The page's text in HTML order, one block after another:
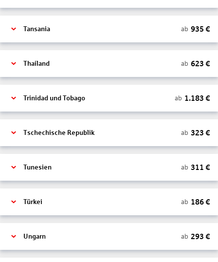
Tansania ab 935 €
Thailand ab 623 €
Trinidad und Tobago ab 1.183 €
Tschechische Republik ab 323 €
Tunesien ab 311 €
Türkei ab 186€
Ungarn ab 293 €